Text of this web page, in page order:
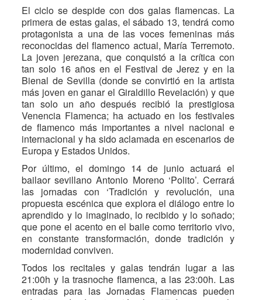
El ciclo se despide con dos galas flamencas. La
primera de estas galas, el sábado 13, tendrá como
protagonista a una de las voces femeninas más
reconocidas del flamenco actual, María Terremoto.
La joven jerezana, que conquistó a la crítica con
tan solo 16 años en el Festival de Jerez y en la
Bienal de Sevilla (donde se convirtió en la artista
más joven en ganar el Giraldillo Revelación) y que
tan solo un año después recibió la prestigiosa
Venencia Flamenca; ha actuado en los festivales
de flamenco más importantes a nivel nacional e
internacional y ha sido aclamada en escenarios de
Europa y Estados Unidos.
Por último, el domingo 14 de junio actuará el
bailaor sevillano Antonio Moreno ‘Polito’. Cerrará
las jornadas con ‘Tradición y revolución, una
propuesta escénica que explora el diálogo entre lo
aprendido y lo imaginado, lo recibido y lo soñado;
que pone el acento en el baile como territorio vivo,
en constante transformación, donde tradición y
modernidad conviven.
Todos los recitales y galas tendrán lugar a las
21:00h y la trasnoche flamenca, a las 23:00h. Las
entradas para las Jornadas Flamencas pueden